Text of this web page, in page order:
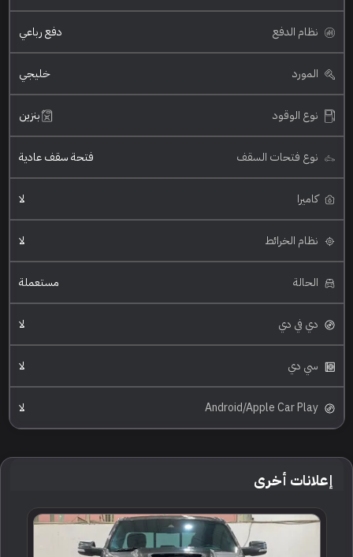
نظام الدفع دفع رباعي
المورد خليجي
نوع الوقود بنزين
نوع فتحات السقف فتحة سقف عادية
كاميرا لا
نظام الخرائط لا
الحالة مستعملة
دي في دي لا
سي دي لا
Android/Apple Car Play لا
إعلانات أخرى